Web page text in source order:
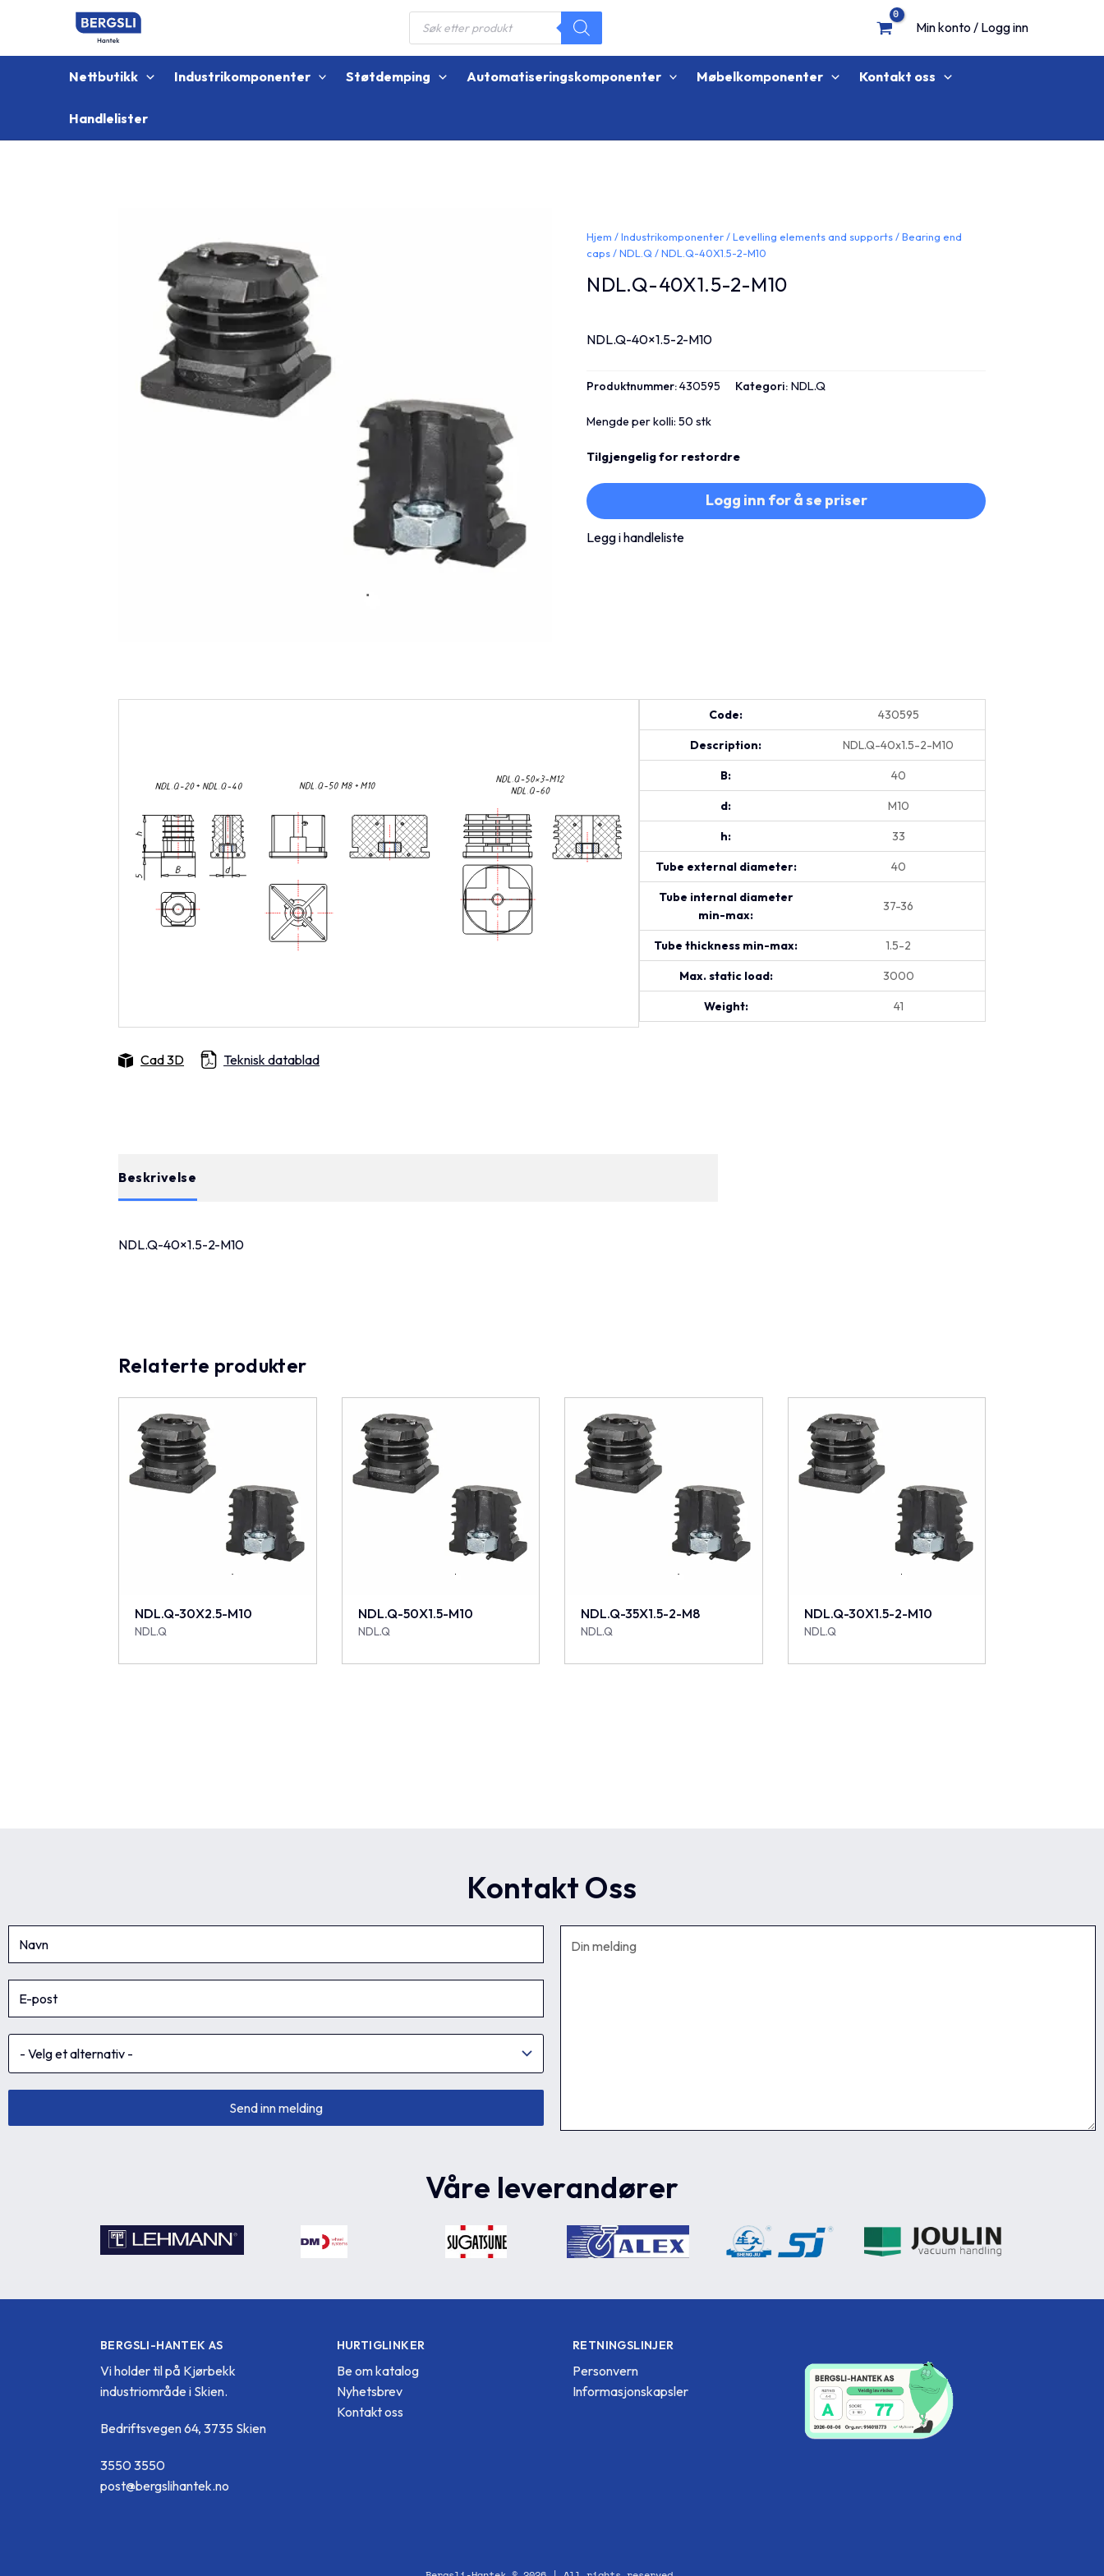
Products
search
Min konto / Logg inn
Nettbutikk Industrikomponenter Støtdemping Automatiseringskomponenter Møbelkomponenter Kontakt oss
Handlelister
Hjem /Industrikomponenter/Levelling elements and supports/Bearing end
caps/NDL.Q / NDL.Q-40X1.5-2-M10
NDL.Q-40X1.5-2-M10
NDL.Q-40×1.5-2-M10
Produktnummer:430595 Kategori:NDL.Q
Mengde per kolli: 50 stk
Tilgjengelig for restordre
Logg inn for å se priser
Legg i handleliste
Code: 430595
Description: NDL.Q-40x1.5-2-M10
B: 40
d: M10
h: 33
Tube external diameter: 40
Tube internal diameter
min-max:
37-36
Tube thickness min-max: 1.5-2
Max. static load: 3000
Weight: 41
Cad 3D Teknisk datablad
Beskrivelse
NDL.Q-40×1.5-2-M10
Relaterte produkter
NDL.Q-30X2.5-M10
NDL.Q
NDL.Q-50X1.5-M10
NDL.Q
NDL.Q-35X1.5-2-M8
NDL.Q
NDL.Q-30X1.5-2-M10
NDL.Q
Kontakt Oss
Våre leverandører
BERGSLI-HANTEK AS
Vi holder til på Kjørbekk
industriområde i Skien.
Bedriftsvegen 64, 3735 Skien
3550 3550
post@bergslihantek.no
HURTIGLINKER
Be om katalog
Nyhetsbrev
Kontakt oss
RETNINGSLINJER
Personvern
Informasjonskapsler